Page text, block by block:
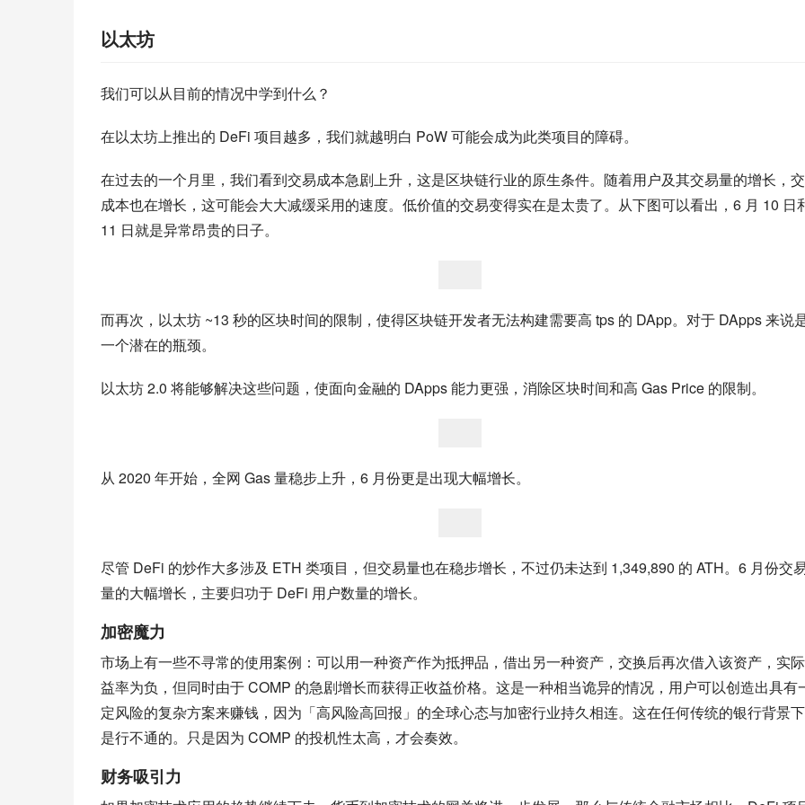
以太坊
我们可以从目前的情况中学到什么？
在以太坊上推出的 DeFi 项目越多，我们就越明白 PoW 可能会成为此类项目的障碍。
在过去的一个月里，我们看到交易成本急剧上升，这是区块链行业的原生条件。随着用户及其交易量的增长，
成本也在增长，这可能会大大减缓采用的速度。低价值的交易变得实在是太贵了。从下图可以看出，6 月 10 日
11 日就是异常昂贵的日子。
而再次，以太坊 ~13 秒的区块时间的限制，使得区块链开发者无法构建需要高 tps 的 DApp。对于 DApps 来说
一个潜在的瓶颈。
以太坊 2.0 将能够解决这些问题，使面向金融的 DApps 能力更强，消除区块时间和高 Gas Price 的限制。
从 2020 年开始，全网 Gas 量稳步上升，6 月份更是出现大幅增长。
尽管 DeFi 的炒作大多涉及 ETH 类项目，但交易量也在稳步增长，不过仍未达到 1,349,890 的 ATH。6 月份交
量的大幅增长，主要归功于 DeFi 用户数量的增长。
加密魔力
市场上有一些不寻常的使用案例：可以用一种资产作为抵押品，借出另一种资产，交换后再次借入该资产，实
益率为负，但同时由于 COMP 的急剧增长而获得正收益价格。这是一种相当诡异的情况，用户可以创造出具有
定风险的复杂方案来赚钱，因为「高风险高回报」的全球心态与加密行业持久相连。这在任何传统的银行背景
是行不通的。只是因为 COMP 的投机性太高，才会奏效。
财务吸引力